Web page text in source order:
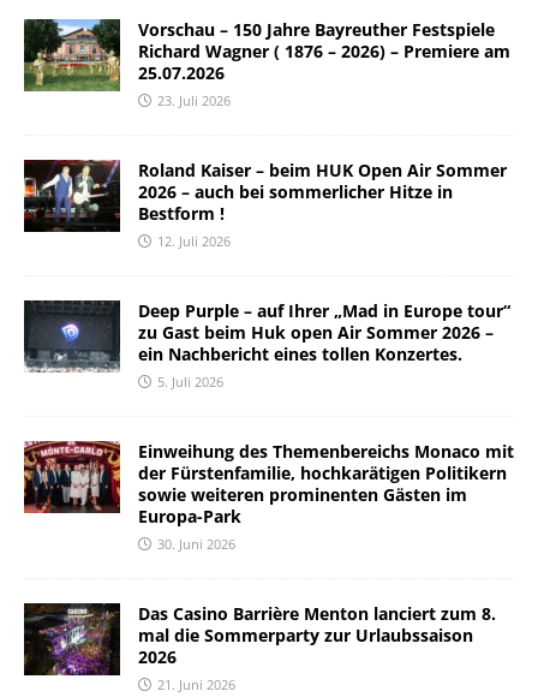
Vorschau – 150 Jahre Bayreuther Festspiele
Richard Wagner ( 1876 – 2026) – Premiere am
25.07.2026
23. Juli 2026
Roland Kaiser – beim HUK Open Air Sommer
2026 – auch bei sommerlicher Hitze in
Bestform !
12. Juli 2026
Deep Purple – auf Ihrer „Mad in Europe tour“
zu Gast beim Huk open Air Sommer 2026 –
ein Nachbericht eines tollen Konzertes.
5. Juli 2026
Einweihung des Themenbereichs Monaco mit
der Fürstenfamilie, hochkarätigen Politikern
sowie weiteren prominenten Gästen im
Europa-Park
30. Juni 2026
Das Casino Barrière Menton lanciert zum 8.
mal die Sommerparty zur Urlaubssaison
2026
21. Juni 2026